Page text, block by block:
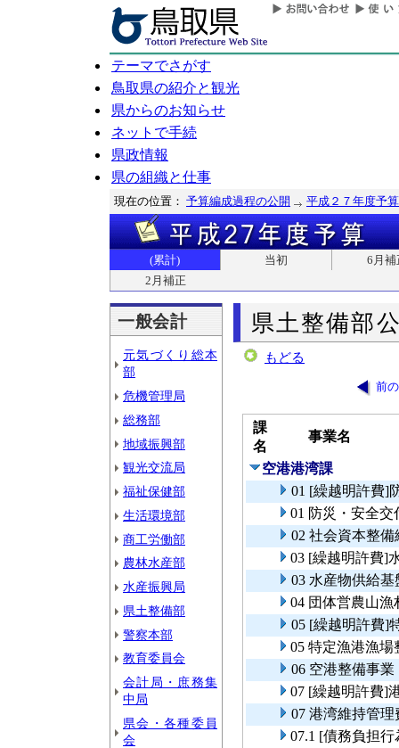
テーマでさがす
鳥取県の紹介と観光
県からのお知らせ
ネットで手続
県政情報
県の組織と仕事
現在の位置： 予算編成過程の公開 平成２７年度予算
(累計) 当初
6月補
2月補正
一般会計
元気づくり総本
部
危機管理局
総務部
地域振興部
観光交流局
福祉保健部
生活環境部
商工労働部
農林水産部
水産振興局
県土整備部
警察本部
教育委員会
会計局・庶務集
中局
県会・各種委員
会
県土整備部
もどる
前
課
名
事業名
空港港湾課
01 [繰越明許費]
01 防災・安全交
02 社会資本整
03 [繰越明許費]
03 水産物供給
04 団体営農山
05 [繰越明許費]
05 特定漁港漁場
06 空港整備事業
07 [繰越明許費]
07 港湾維持管理
07.1 [債務負担